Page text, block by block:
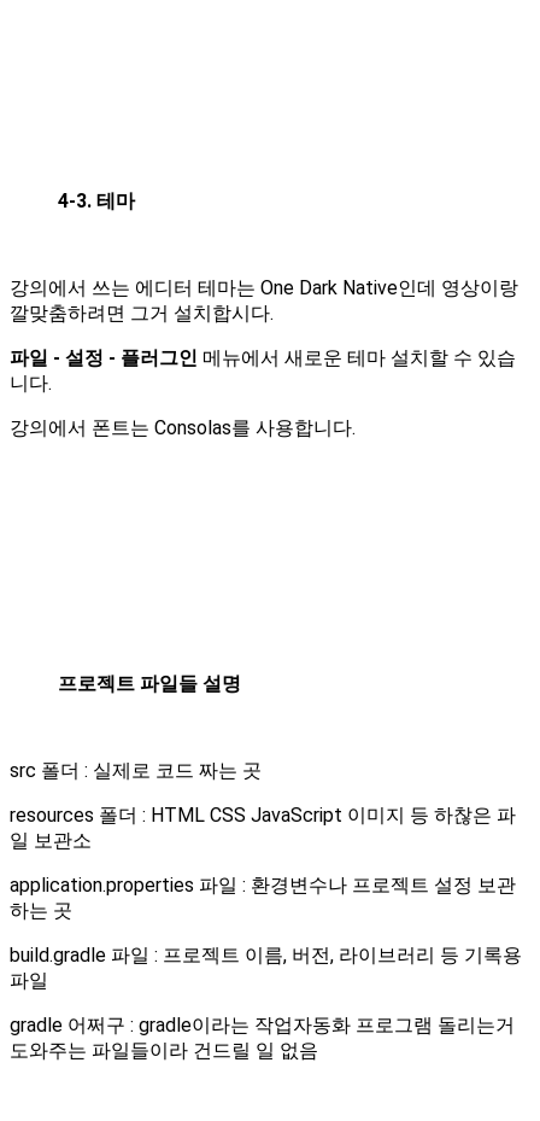
4-3. 테마
강의에서 쓰는 에디터 테마는 One Dark Native인데 영상이랑
깔맞춤하려면 그거 설치합시다.
파일 - 설정 - 플러그인 메뉴에서 새로운 테마 설치할 수 있습
니다.
강의에서 폰트는 Consolas를 사용합니다.
프로젝트 파일들 설명
src 폴더 : 실제로 코드 짜는 곳
resources 폴더 : HTML CSS JavaScript 이미지 등 하찮은 파
일 보관소
application.properties 파일 : 환경변수나 프로젝트 설정 보관
하는 곳
build.gradle 파일 : 프로젝트 이름, 버전, 라이브러리 등 기록용
파일
gradle 어쩌구 : gradle이라는 작업자동화 프로그램 돌리는거
도와주는 파일들이라 건드릴 일 없음